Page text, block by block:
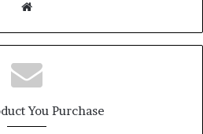
You Purchase